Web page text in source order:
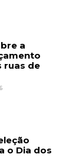
a
ruas de
o Dia dos